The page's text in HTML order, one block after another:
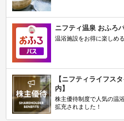
ニフティ温泉 おふろ
温浴施設をお得に楽しめ
【ニフティライフス
内】
株主優待制度で人気の温
拡充されました！